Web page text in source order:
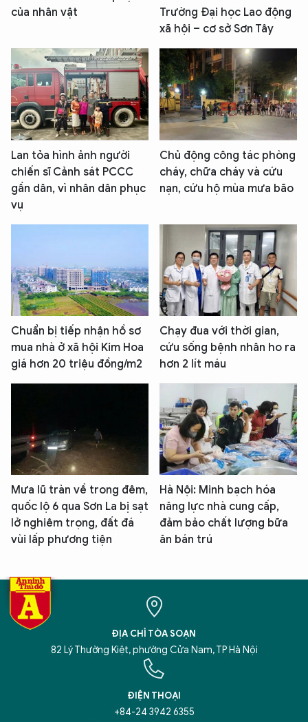
của nhân vật
Trường Đại học Lao động
xã hội – cơ sở Sơn Tây
Lan tỏa hình ảnh người
chiến sĩ Cảnh sát PCCC
gần dân, vì nhân dân phục
vụ
Chủ động công tác phòng
cháy, chữa cháy và cứu
nạn, cứu hộ mùa mưa bão
Chuẩn bị tiếp nhận hồ sơ
mua nhà ở xã hội Kim Hoa
giá hơn 20 triệu đồng/m2
Chạy đua với thời gian,
cứu sống bệnh nhân ho ra
hơn 2 lít máu
Mưa lũ tràn về trong đêm,
quốc lộ 6 qua Sơn La bị sạt
lở nghiêm trọng, đất đá
vùi lấp phương tiện
Hà Nội: Minh bạch hóa
năng lực nhà cung cấp,
đảm bảo chất lượng bữa
ăn bán trú
ĐỊA CHỈ TÒA SOẠN
82 Lý Thường Kiệt, phường Cửa Nam, TP Hà Nội
ĐIỆN THOẠI
+84-24 3942 6355